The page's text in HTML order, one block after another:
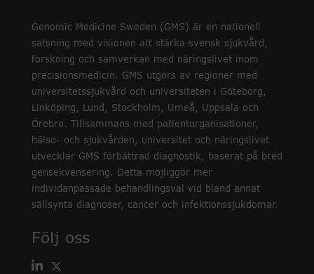
Genomic Medicine Sweden (GMS) är en nationell
satsning med visionen att stärka svensk sjukvård,
forskning och samverkan med näringslivet inom
precisionsmedicin. GMS utgörs av regioner med
universitetssjukvård och universiteten i Göteborg,
Linköping, Lund, Stockholm, Umeå, Uppsala och
Örebro. Tillsammans med patientorganisationer,
hälso- och sjukvården, universitet och näringslivet
utvecklar GMS förbättrad diagnostik, baserat på bred
gensekvensering. Detta möjliggör mer
individanpassade behandlingsval vid bland annat
sällsynta diagnoser, cancer och infektionssjukdomar.
Följ oss